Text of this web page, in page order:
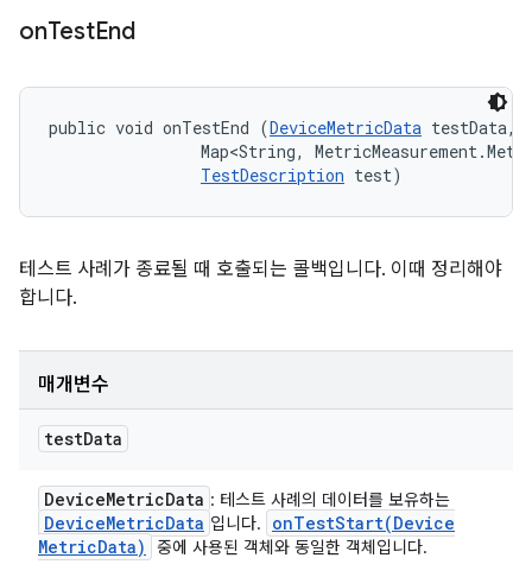
onTestEnd
public void onTestEnd (DeviceMetricData testData,
Map<String,
TestDescription test)
테스트 사례가 종료될 때 호출되는 콜백입니다. 이때 정리해야
합니다.
매개변수
testData
DeviceMetricData : 테스트 사례의 데이터를 보유하는
DeviceMetricData 입니다. onTestStart(Device
MetricData) 중에 사용된 객체와 동일한 객체입니다.